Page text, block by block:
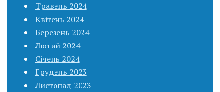
Травень 2024
Квітень 2024
Березень 2024
Лютий 2024
Січень 2024
Грудень 2023
Листопад 2023